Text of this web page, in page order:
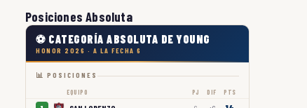
Posiciones Absoluta
⚽ CATEGORÍA ABSOLUTA DE YOUNG
HONOR 2026 · A LA FECHA 6
📊 POSICIONES
EQUIPO PJ DIF PTS